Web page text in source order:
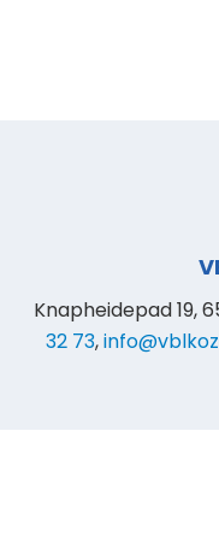
Knapheidepad 19,
32 73,